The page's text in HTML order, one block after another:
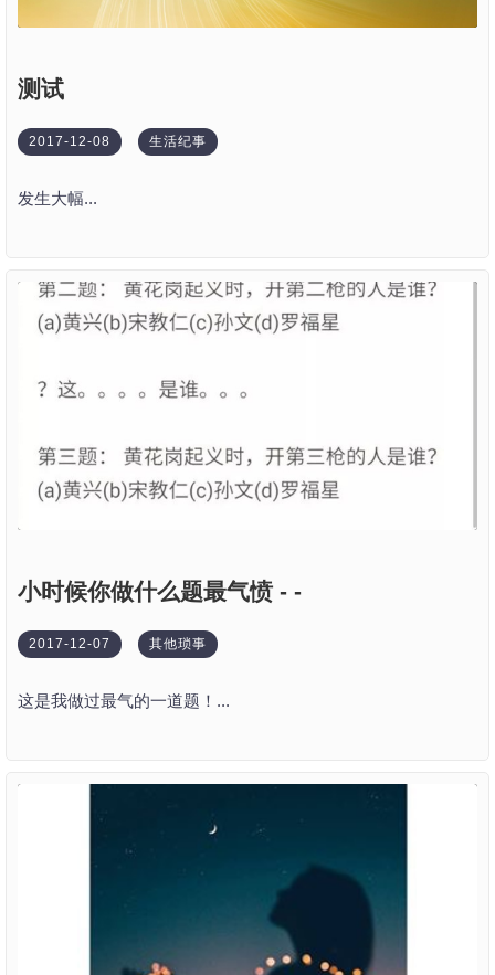
测试
2017-12-08 生活纪事
发生大幅...
小时候你做什么题最气愤 - -
2017-12-07 其他琐事
这是我做过最气的一道题！...